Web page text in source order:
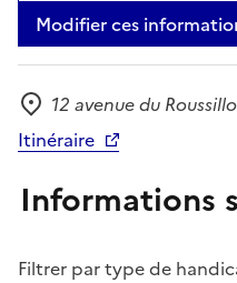
Modifier ces
Adresse
12 avenue du
Itinéraire
Informations
Filtrer par type de